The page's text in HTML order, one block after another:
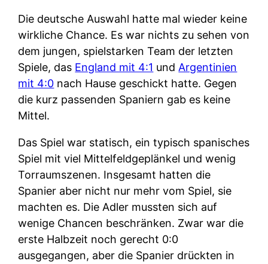
Die deutsche Auswahl hatte mal wieder keine
wirkliche Chance. Es war nichts zu sehen von
dem jungen, spielstarken Team der letzten
Spiele, das England mit 4:1 und Argentinien
mit 4:0 nach Hause geschickt hatte. Gegen
die kurz passenden Spaniern gab es keine
Mittel.
Das Spiel war statisch, ein typisch spanisches
Spiel mit viel Mittelfeldgeplänkel und wenig
Torraumszenen. Insgesamt hatten die
Spanier aber nicht nur mehr vom Spiel, sie
machten es. Die Adler mussten sich auf
wenige Chancen beschränken. Zwar war die
erste Halbzeit noch gerecht 0:0
ausgegangen, aber die Spanier drückten in